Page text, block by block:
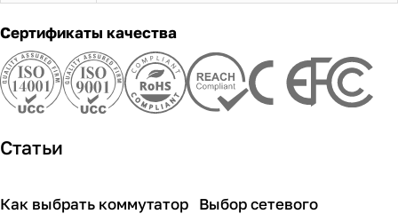
Сертификаты качества
Статьи
Советы покупателям
Как выбрать коммутатор
Советы покупателям
Выбор сетевого